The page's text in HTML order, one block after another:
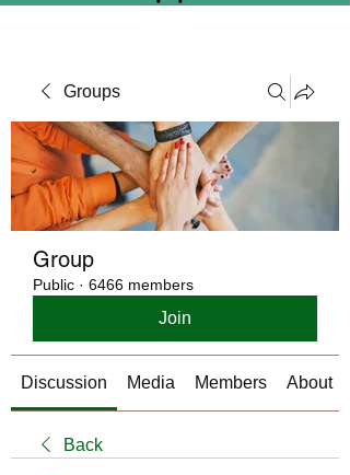
Groups
Group
Public · 6466 members
Join
Discussion Media Members About
Back